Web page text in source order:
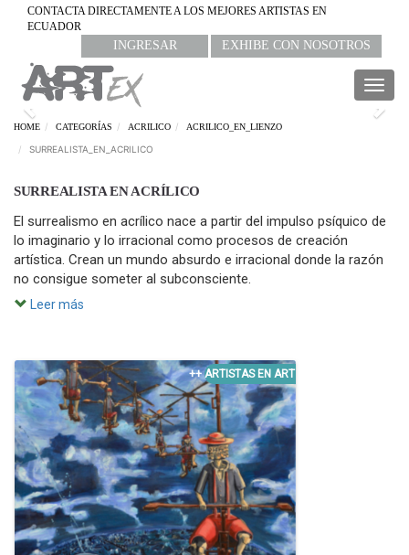
CONTACTA DIRECTAMENTE A LOS MEJORES ARTISTAS EN
ECUADOR
INGRESAR EXHIBE CON NOSOTROS
Previous
HOME CATEGORÍAS ACRILICO ACRILICO_EN_LIENZO
SURREALISTA_EN_ACRILICO
SURREALISTA EN ACRÍLICO
El surrealismo en acrílico nace a partir del impulso psíquico de
lo imaginario y lo irracional como procesos de creación
artística. Crean un mundo absurdo e irracional donde la razón
no consigue someter al subconsciente.
Leer más